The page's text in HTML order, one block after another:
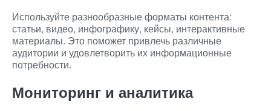
Используйте разнообразные форматы контента:
статьи, видео, инфографику, кейсы, интерактивные
материалы. Это поможет привлечь различные
аудитории и удовлетворить их информационные
потребности.
Мониторинг и аналитика